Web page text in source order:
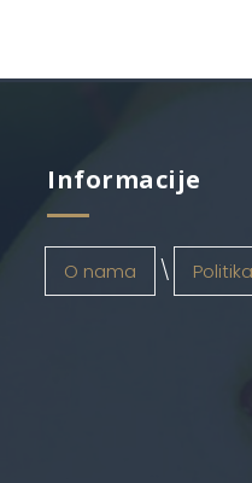
Informacije
O nama